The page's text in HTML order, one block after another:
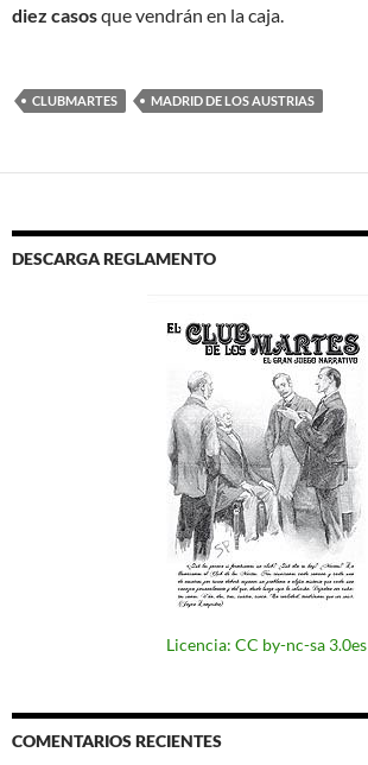
diez casosque vendrán en la caja.
CLUBMARTES MADRID DE LOS AUSTRIAS
DESCARGA REGLAMENTO
Licencia: CC by-nc-sa 3.0es
COMENTARIOS RECIENTES